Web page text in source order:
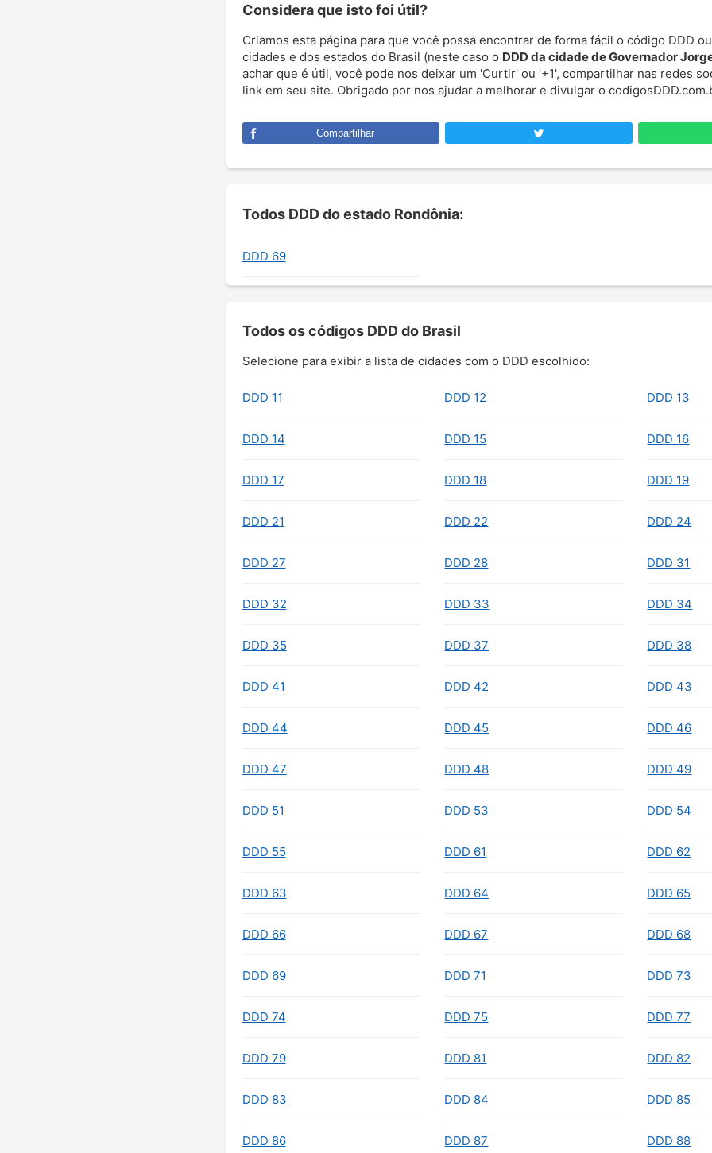
Considera que isto foi útil?
Criamos esta página para que você possa encontrar de forma fácil o código DDD
cidades e dos estados do Brasil (neste caso o DDD da cidade de Governador
achar que é útil, você pode nos deixar um 'Curtir' ou '+1', compartilhar nas redes
link em seu site. Obrigado por nos ajudar a melhorar e divulgar o
Compartilhar
Todos DDD do estado Rondônia:
DDD 69
Todos os códigos DDD do Brasil
Selecione para exibir a lista de cidades com o DDD escolhido:
DDD 11 DDD 12 DDD 13
DDD 14 DDD 15 DDD 16
DDD 17 DDD 18 DDD 19
DDD 21 DDD 22 DDD 24
DDD 27 DDD 28 DDD 31
DDD 32 DDD 33 DDD 34
DDD 35 DDD 37 DDD 38
DDD 41 DDD 42 DDD 43
DDD 44 DDD 45 DDD 46
DDD 47 DDD 48 DDD 49
DDD 51 DDD 53 DDD 54
DDD 55 DDD 61 DDD 62
DDD 63 DDD 64 DDD 65
DDD 66 DDD 67 DDD 68
DDD 69 DDD 71 DDD 73
DDD 74 DDD 75 DDD 77
DDD 79 DDD 81 DDD 82
DDD 83 DDD 84 DDD 85
DDD 86 DDD 87 DDD 88